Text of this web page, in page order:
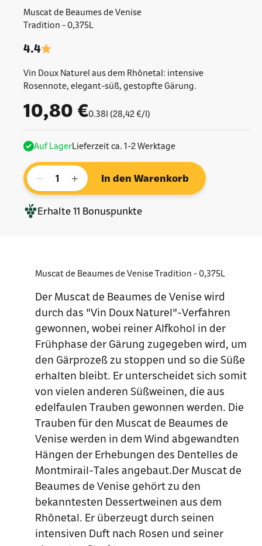
Muscat de Beaumes de Venise
Tradition - 0,375L
4.4
Vin Doux Naturel aus dem Rhônetal: intensive
Rosennote, elegant-süß, gestopfte Gärung.
Angebot
10,80 €0.38l (28,42 €/l)
Auf Lager Lieferzeit ca. 1-2 Werktage
− + In den Warenkorb
Erhalte 11 Bonuspunkte
Muscat de Beaumes de Venise Tradition - 0,375L
Der Muscat de Beaumes de Venise wird
durch das "Vin Doux Naturel"-Verfahren
gewonnen, wobei reiner Alfkohol in der
Frühphase der Gärung zugegeben wird, um
den Gärprozeß zu stoppen und so die Süße
erhalten bleibt. Er unterscheidet sich somit
von vielen anderen Süßweinen, die aus
edelfaulen Trauben gewonnen werden. Die
Trauben für den Muscat de Beaumes de
Venise werden in dem Wind abgewandten
Hängen der Erhebungen des Dentelles de
Montmirail-Tales angebaut.Der Muscat de
Beaumes de Venise gehört zu den
bekanntesten Dessertweinen aus dem
Rhônetal. Er überzeugt durch seinen
intensiven Duft nach Rosen und seiner